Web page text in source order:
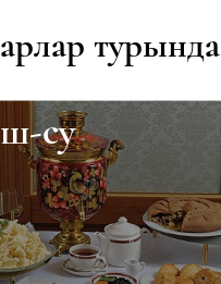
турында
су